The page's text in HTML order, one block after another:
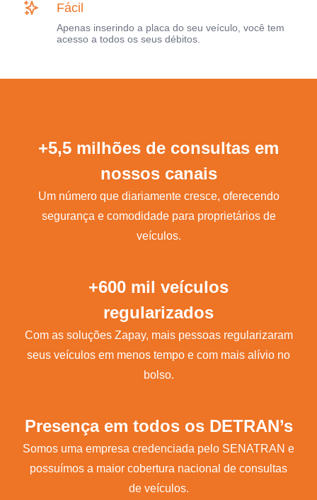
Fácil
Apenas inserindo a placa do seu veículo, você tem
acesso a todos os seus débitos.
+5,5 milhões de consultas em
nossos canais
Um número que diariamente cresce, oferecendo
segurança e comodidade para proprietários de
veículos.
+600 mil veículos
regularizados
Com as soluções Zapay, mais pessoas regularizaram
seus veículos em menos tempo e com mais alívio no
bolso.
Presença em todos os DETRAN’s
Somos uma empresa credenciada pelo SENATRAN e
possuímos a maior cobertura nacional de consultas
de veículos.